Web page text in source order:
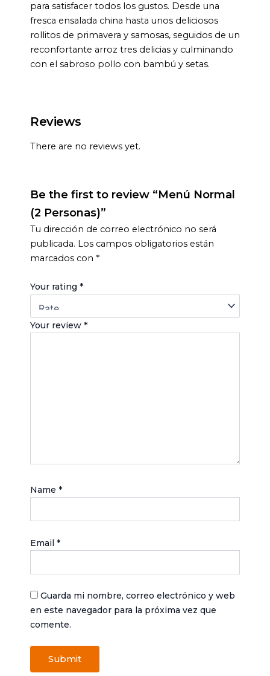
para satisfacer todos los gustos. Desde una
fresca ensalada china hasta unos deliciosos
rollitos de primavera y samosas, seguidos de un
reconfortante arroz tres delicias y culminando
con el sabroso pollo con bambú y setas.
Reviews
There are no reviews yet.
Be the first to review “Menú Normal
(2 Personas)”
Tu dirección de correo electrónico no será
publicada. Los campos obligatorios están
marcados con *
Your rating *
Your review *
Name *
Email *
Guarda mi nombre, correo electrónico y web
en este navegador para la próxima vez que
comente.